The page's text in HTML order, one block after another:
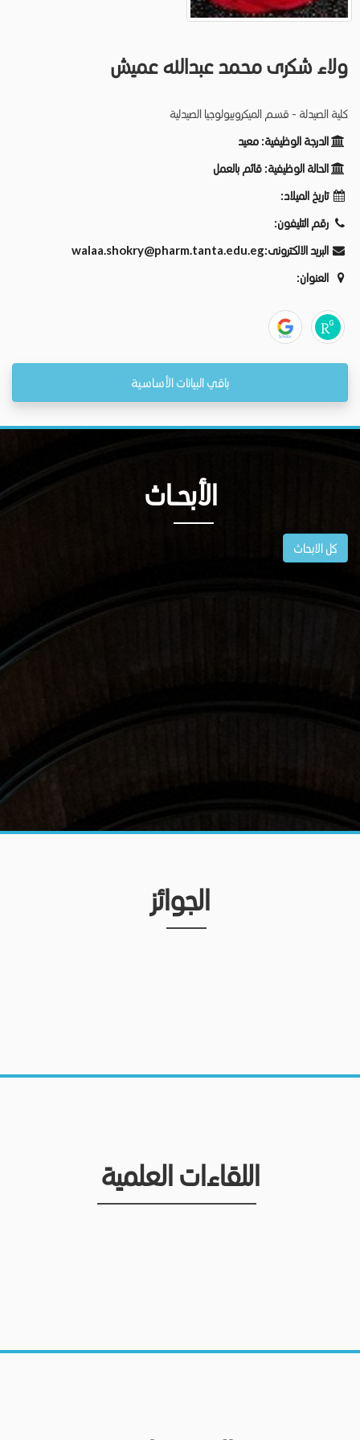
ولاء شكرى محمد عبدالله عميش
كلية الصيدلة - قسم الميكروبيولوجيا الصيدلية
الدرجة الوظيفية: معيد
الحالة الوظيفية: قائم بالعمل
تاريخ الميلاد:
رقم التليفون:
البريد الالكترونى:walaa.shokry@pharm.tanta.edu.eg
العنوان:
باقي البيانات الأساسية
الأبحــاث
كل الابحاث
الجوائز
اللقاءات العلمية